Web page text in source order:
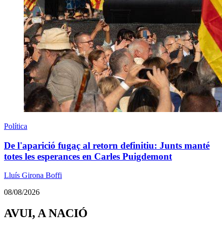
Política
De l'aparició fugaç al retorn definitiu: Junts manté
totes les esperances en Carles Puigdemont
Lluís Girona Boffi
08/08/2026
AVUI, A NACIÓ